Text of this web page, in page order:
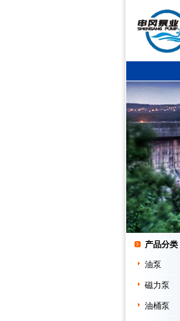
产品分类
油泵
磁力泵
油桶泵